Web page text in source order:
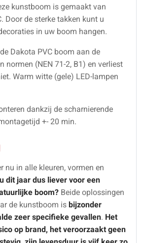
kunstboom is gemaakt van
Door de sterke takken kunt u
in uw boom hangen.
Dakota PVC boom aan de
normen (NEN 71-2, B1) en verliest
Warm witte (gele) LED-lampen
dankzij de scharnierende
+- 20 min.
nu in alle kleuren, vormen en
dit jaar dus liever voor een
boom? Beide oplossingen
de kunstboom is bijzonder
zeer specifieke gevallen. Het
op brand, het veroorzaakt geen